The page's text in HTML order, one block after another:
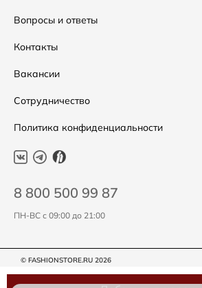
Подарочные сертификаты
Уход за одеждой
Вопросы и ответы
Контакты
Вакансии
Сотрудничество
Политика конфиденциальности
8 800 500 99 87
ПН-ВС с 09:00 до 21:00
© FASHIONSTORE.RU 2026